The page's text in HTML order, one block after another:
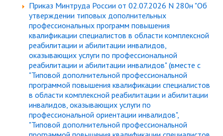
Приказ Минтруда России от 02.07.2026 N 280н "Об
утверждении типовых дополнительных
профессиональных программ повышения
квалификации специалистов в области комплексной
реабилитации и абилитации инвалидов,
оказывающих услуги по профессиональной
реабилитации и абилитации инвалидов" (вместе с
"Типовой дополнительной профессиональной
программой повышения квалификации специалистов
в области комплексной реабилитации и абилитации
инвалидов, оказывающих услуги по
профессиональной ориентации инвалидов",
"Типовой дополнительной профессиональной